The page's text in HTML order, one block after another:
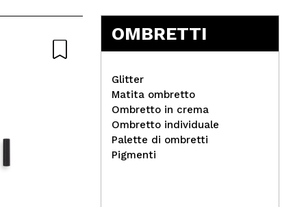
OMBRETTI
Glitter
Matita ombretto
Ombretto in crema
Ombretto individuale
Palette di ombretti
Pigmenti